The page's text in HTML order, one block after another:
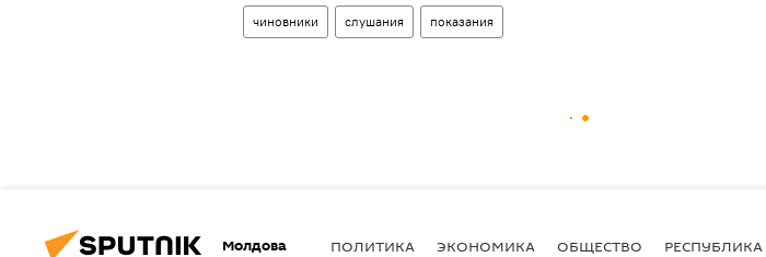
чиновники слушания показания
Молдова ПОЛИТИКА ЭКОНОМИКА ОБЩЕСТВО